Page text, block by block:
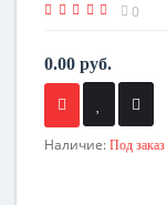
0
0.00 руб.
Наличие: Под заказ